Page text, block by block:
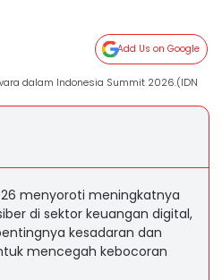
Add Us on Google
dalam Indonesia Summit 2026.(IDN
menyoroti meningkatnya
di sektor keuangan digital,
kesadaran dan
mencegah kebocoran